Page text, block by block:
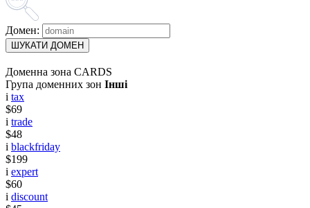
Домен:
ШУКАТИ ДОМЕН
Доменна зона CARDS
Група доменних зон Інші
i tax
$69
i trade
$48
i blackfriday
$199
i expert
$60
i discount